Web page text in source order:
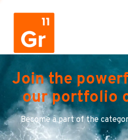
Join the
our portfolio
Become a part of the